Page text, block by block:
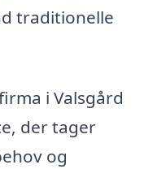
traditionelle
i Valsgård
der tager
og